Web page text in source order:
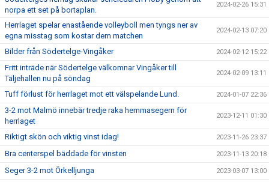
norpa ett set på bortaplan.
2024-02-26 15:31
Herrlaget spelar enastående volleyboll men tyngs ner av
egna misstag som kostar dem matchen
2024-02-13 07:20
Bilder från Södertelge-Vingåker 2024-02-12 15:22
Fritt inträde när Södertelge välkomnar Vingåker till
Täljehallen nu på söndag
2024-02-09 13:11
Tuff förlust för herrlaget mot ett välspelande Lund. 2024-01-07 22:36
3-2 mot Malmö innebär tredje raka hemmasegern för
herrlaget
2023-12-11 01:30
Riktigt skön och viktig vinst idag! 2023-11-26 23:37
Bra centerspel bäddade för vinsten 2023-11-13 20:18
Seger 3-2 mot Örkelljunga 2023-03-07 13:00